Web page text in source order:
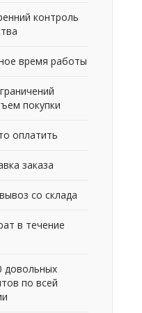
контроль
время работы
покупки
оплатить
заказа
со склада
в течение
довольных
по всей